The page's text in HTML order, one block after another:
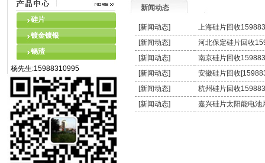
硅片
镀金镀银
锡渣
杨先生:15988310995
新闻动态
[新闻动态]
上海硅片回收
[新闻动态]
河北保定硅片回收
[新闻动态]
南京硅片回收
[新闻动态]
安徽硅片回收
[新闻动态]
杭州硅片回收
[新闻动态]
嘉兴硅片太阳能电